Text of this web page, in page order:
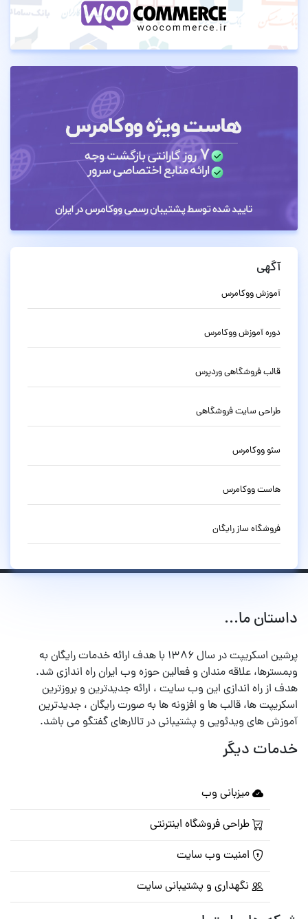
آگهی
آموزش ووکامرس
دوره آموزش ووکامرس
قالب فروشگاهی وردپرس
طراحی سایت فروشگاهی
سئو ووکامرس
هاست ووکامرس
فروشگاه ساز رایگان
داستان ما...
پرشین اسکریپت در سال ۱۳۸۶ با هدف ارائه خدمات رایگان به
وبمسترها، علاقه مندان و فعالین حوزه وب ایران راه اندازی شد.
هدف از راه اندازی این وب سایت ، ارائه جدیدترین و بروزترین
اسکریپت ها، قالب ها و افزونه ها به صورت رایگان ، جدیدترین
آموزش های ویدئویی و پشتیبانی در تالارهای گفتگو می باشد.
خدمات دیگر
میزبانی وب
طراحی فروشگاه اینترنتی
امنیت وب سایت
نگهداری و پشتیبانی سایت